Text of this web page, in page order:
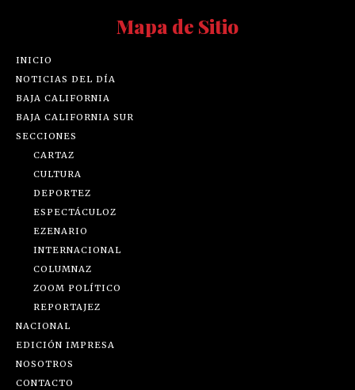
Mapa de Sitio
INICIO
NOTICIAS DEL DÍA
BAJA CALIFORNIA
BAJA CALIFORNIA SUR
SECCIONES
CARTAZ
CULTURA
DEPORTEZ
ESPECTÁCULOZ
EZENARIO
INTERNACIONAL
COLUMNAZ
ZOOM POLÍTICO
REPORTAJEZ
NACIONAL
EDICIÓN IMPRESA
NOSOTROS
CONTACTO